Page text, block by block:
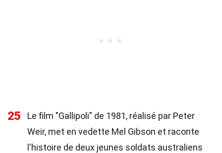
25
Le film "Gallipoli" de 1981, réalisé par Peter
Weir, met en vedette Mel Gibson et raconte
l'histoire de deux jeunes soldats australiens